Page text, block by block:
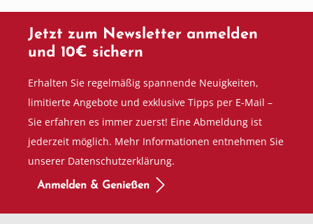
Jetzt zum Newsletter anmelden
und 10€ sichern
Erhalten Sie regelmäßig spannende Neuigkeiten,
limitierte Angebote und exklusive Tipps per E-Mail –
Sie erfahren es immer zuerst! Eine Abmeldung ist
jederzeit möglich. Mehr Informationen entnehmen Sie
unserer Datenschutzerklärung.
Anmelden & Genießen